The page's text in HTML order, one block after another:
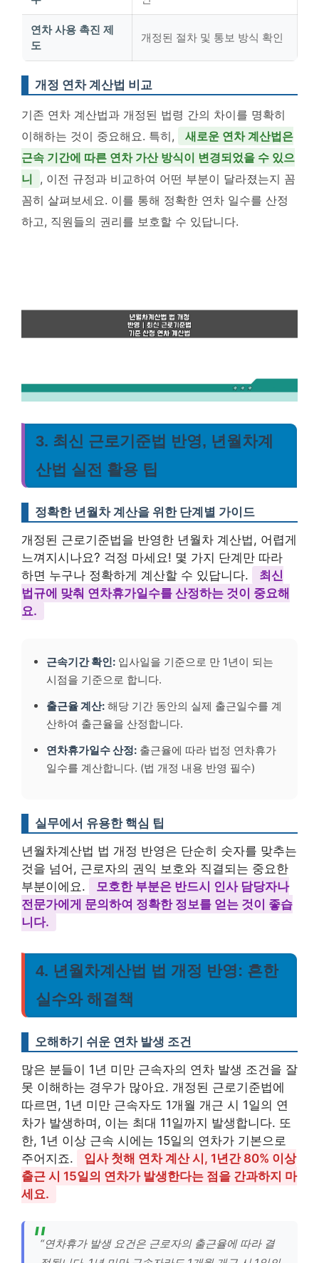
연차 사용 촉진 제
도
개정된 절차 및 통보 방식 확인
개정 연차 계산법 비교
기존 연차 계산법과 개정된 법령 간의 차이를 명확히
이해하는 것이 중요해요. 특히,
새로운 연차 계산법은
근속 기간에 따른 연차 가산 방식이 변경되었을 수 있으
니 , 이전 규정과 비교하여 어떤 부분이 달라졌는지 꼼
꼼히 살펴보세요. 이를 통해 정확한 연차 일수를 산정
하고, 직원들의 권리를 보호할 수 있답니다.
3. 최신 근로기준법 반영, 년월차계
산법 실전 활용 팁
정확한 년월차 계산을 위한 단계별 가이드
개정된 근로기준법을 반영한 년월차 계산법, 어렵게
느껴지시나요? 걱정 마세요! 몇 가지 단계만 따라
하면 누구나 정확하게 계산할 수 있답니다.
최신
법규에 맞춰 연차휴가일수를 산정하는 것이 중요해
요.
근속기간 확인: 입사일을 기준으로 만 1년이 되는
시점을 기준으로 합니다.
출근율 계산: 해당 기간 동안의 실제 출근일수를 계
산하여 출근율을 산정합니다.
연차휴가일수 산정: 출근율에 따라 법정 연차휴가
일수를 계산합니다. (법 개정 내용 반영 필수)
실무에서 유용한 핵심 팁
년월차계산법 법 개정 반영은 단순히 숫자를 맞추는
것을 넘어, 근로자의 권익 보호와 직결되는 중요한
부분이에요.
모호한 부분은 반드시 인사 담당자나
전문가에게 문의하여 정확한 정보를 얻는 것이 좋습
니다.
4. 년월차계산법 법 개정 반영: 흔한
실수와 해결책
오해하기 쉬운 연차 발생 조건
많은 분들이 1년 미만 근속자의 연차 발생 조건을 잘
못 이해하는 경우가 많아요. 개정된 근로기준법에
따르면, 1년 미만 근속자도 1개월 개근 시 1일의 연
차가 발생하며, 이는 최대 11일까지 발생합니다. 또
한, 1년 이상 근속 시에는 15일의 연차가 기본으로
주어지죠.
입사 첫해 연차 계산 시, 1년간 80% 이상
출근 시 15일의 연차가 발생한다는 점을 간과하지 마
세요.
“연차휴가 발생 요건은 근로자의 출근율에 따라 결